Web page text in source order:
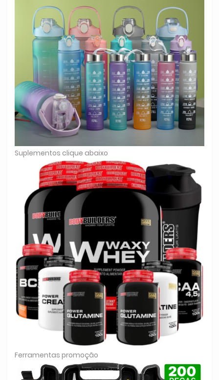
Suplementos clique abaixo
Ferramentas promoção